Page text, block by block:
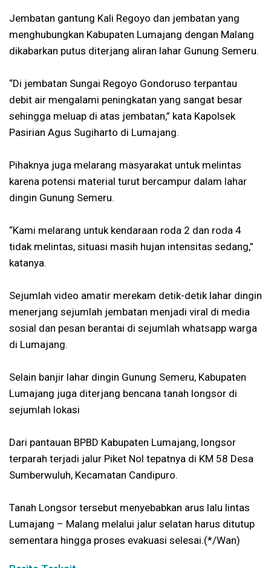
Jembatan gantung Kali Regoyo dan jembatan yang
menghubungkan Kabupaten Lumajang dengan Malang
dikabarkan putus diterjang aliran lahar Gunung Semeru.
“Di jembatan Sungai Regoyo Gondoruso terpantau
debit air mengalami peningkatan yang sangat besar
sehingga meluap di atas jembatan,” kata Kapolsek
Pasirian Agus Sugiharto di Lumajang.
Pihaknya juga melarang masyarakat untuk melintas
karena potensi material turut bercampur dalam lahar
dingin Gunung Semeru.
“Kami melarang untuk kendaraan roda 2 dan roda 4
tidak melintas, situasi masih hujan intensitas sedang,”
katanya.
Sejumlah video amatir merekam detik-detik lahar dingin
menerjang sejumlah jembatan menjadi viral di media
sosial dan pesan berantai di sejumlah whatsapp warga
di Lumajang.
Selain banjir lahar dingin Gunung Semeru, Kabupaten
Lumajang juga diterjang bencana tanah longsor di
sejumlah lokasi
Dari pantauan BPBD Kabupaten Lumajang, longsor
terparah terjadi jalur Piket Nol tepatnya di KM 58 Desa
Sumberwuluh, Kecamatan Candipuro.
Tanah Longsor tersebut menyebabkan arus lalu lintas
Lumajang – Malang melalui jalur selatan harus ditutup
sementara hingga proses evakuasi selesai.(*/Wan)